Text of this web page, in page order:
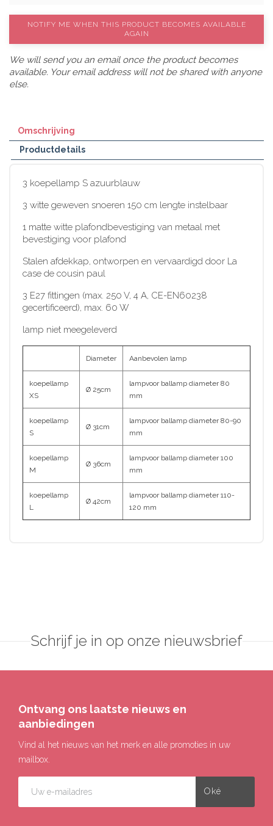
NOTIFY ME WHEN THIS PRODUCT BECOMES AVAILABLE
AGAIN
We will send you an email once the product becomes
available. Your email address will not be shared with anyone
else.
Omschrijving
Productdetails
3 koepellamp S azuurblauw
3 witte geweven snoeren 150 cm lengte instelbaar
1 matte witte plafondbevestiging van metaal met
bevestiging voor plafond
Stalen afdekkap, ontworpen en vervaardigd door La
case de cousin paul
3 E27 fittingen (max. 250 V, 4 A, CE-EN60238
gecertificeerd), max. 60 W
lamp niet meegeleverd
Diameter Aanbevolen lamp
koepellamp
XS
Ø 25cm
lampvoor ballamp diameter 80
mm
koepellamp
S
Ø 31cm
lampvoor ballamp diameter 80-90
mm
koepellamp
M
Ø 36cm
lampvoor ballamp diameter 100
mm
koepellamp
L
Ø 42cm
lampvoor ballamp diameter 110-
120 mm
Schrijf je in op onze nieuwsbrief
Ontvang ons laatste nieuws en
aanbiedingen
Vind al het nieuws van het merk en alle promoties in uw
mailbox.